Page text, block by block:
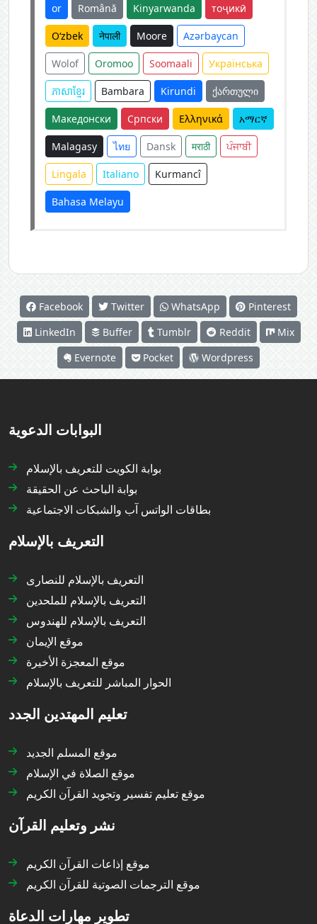
or Română Kinyarwanda тоҷикӣ
O‘zbek नेपाली Moore Azərbaycan
Wolof Oromoo Soomaali Українська
ភាសាខ្មែរ Bambara Kirundi ქართული
Македонски Српски Ελληνικά አማርኛ
Malagasy ไทย Dansk मराठी ਪੰਜਾਬੀ
Lingala Italiano Kurmancî
Bahasa Melayu
Facebook Twitter WhatsApp
Pinterest
LinkedIn
Buffer Tumblr Reddit
Mix
Evernote
Pocket Wordpress
البوابات الدعوية
بوابة الكويت للتعريف بالإسلام
بوابة الباحث عن الحقيقة
بطاقات الواتس آب والشبكات الاجتماعية
التعريف بالإسلام
التعريف بالإسلام للنصارى
التعريف بالإسلام للملحدين
التعريف بالإسلام للهندوس
موقع الإيمان
موقع المعجزة الأخيرة
الحوار المباشر للتعريف بالإسلام
تعليم المهتدين الجدد
موقع المسلم الجديد
موقع الصلاة في الإسلام
موقع تعليم تفسير وتجويد القرآن الكريم
نشر وتعليم القرآن
موقع إذاعات القرآن الكريم
موقع الترجمات الصوتية للقرآن الكريم
تطوير مهارات الدعاة